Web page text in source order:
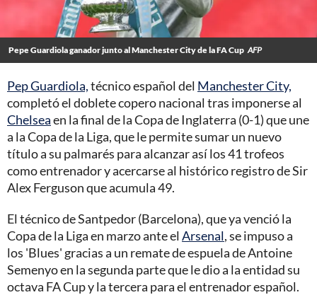
Pepe Guardiola ganador junto al Manchester City de la FA Cup AFP
Pep Guardiola,técnico español del Manchester City,
completó el doblete copero nacional tras imponerse al
Chelseaen la final de la Copa de Inglaterra (0-1) que une
a la Copa de la Liga, que le permite sumar un nuevo
título a su palmarés para alcanzar así los 41 trofeos
como entrenador y acercarse al histórico registro de Sir
Alex Ferguson que acumula 49.
El técnico de Santpedor (Barcelona), que ya venció la
Copa de la Liga en marzo ante el Arsenal, se impuso a
los 'Blues' gracias a un remate de espuela de Antoine
Semenyo en la segunda parte que le dio a la entidad su
octava FA Cup y la tercera para el entrenador español.